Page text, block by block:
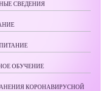
СВЕДЕНИЯ
ОБУЧЕНИЕ
КОРОНАВИРУСНОЙ